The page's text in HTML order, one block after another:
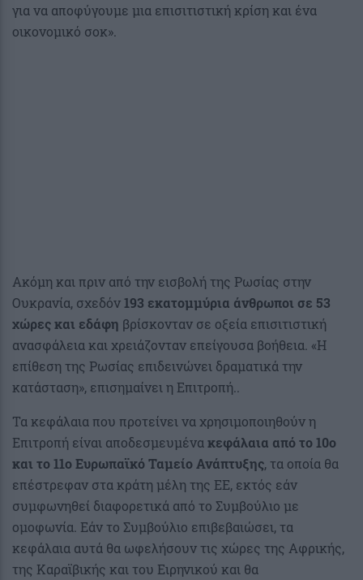
για να αποφύγουμε μια επισιτιστική κρίση και ένα
οικονομικό σοκ».
Ακόμη και πριν από την εισβολή της Ρωσίας στην
Ουκρανία, σχεδόν193 εκατομμύρια άνθρωποι σε 53
χώρες και εδάφη βρίσκονταν σε οξεία επισιτιστική
ανασφάλεια και χρειάζονταν επείγουσα βοήθεια. «Η
επίθεση της Ρωσίας επιδεινώνει δραματικά την
κατάσταση», επισημαίνει η Επιτροπή..
Τα κεφάλαια που προτείνει να χρησιμοποιηθούν η
Επιτροπή είναι αποδεσμευμένα κεφάλαια από το 10ο
και το 11ο Ευρωπαϊκό Ταμείο Ανάπτυξης, τα οποία θα
επέστρεφαν στα κράτη μέλη της ΕΕ, εκτός εάν
συμφωνηθεί διαφορετικά από το Συμβούλιο με
ομοφωνία. Εάν το Συμβούλιο επιβεβαιώσει, τα
κεφάλαια αυτά θα ωφελήσουν τις χώρες της Αφρικής,
της Καραϊβικής και του Ειρηνικού και θα